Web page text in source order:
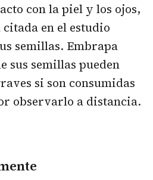
con la piel y los ojos,
en el estudio
semillas. Embrapa
sus semillas pueden
si son consumidas
observarlo a distancia.